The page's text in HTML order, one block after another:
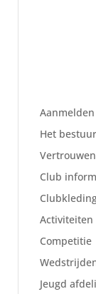
Aanmelden
Het bestuur
Club
Activiteiten
Competitie
Jeugd